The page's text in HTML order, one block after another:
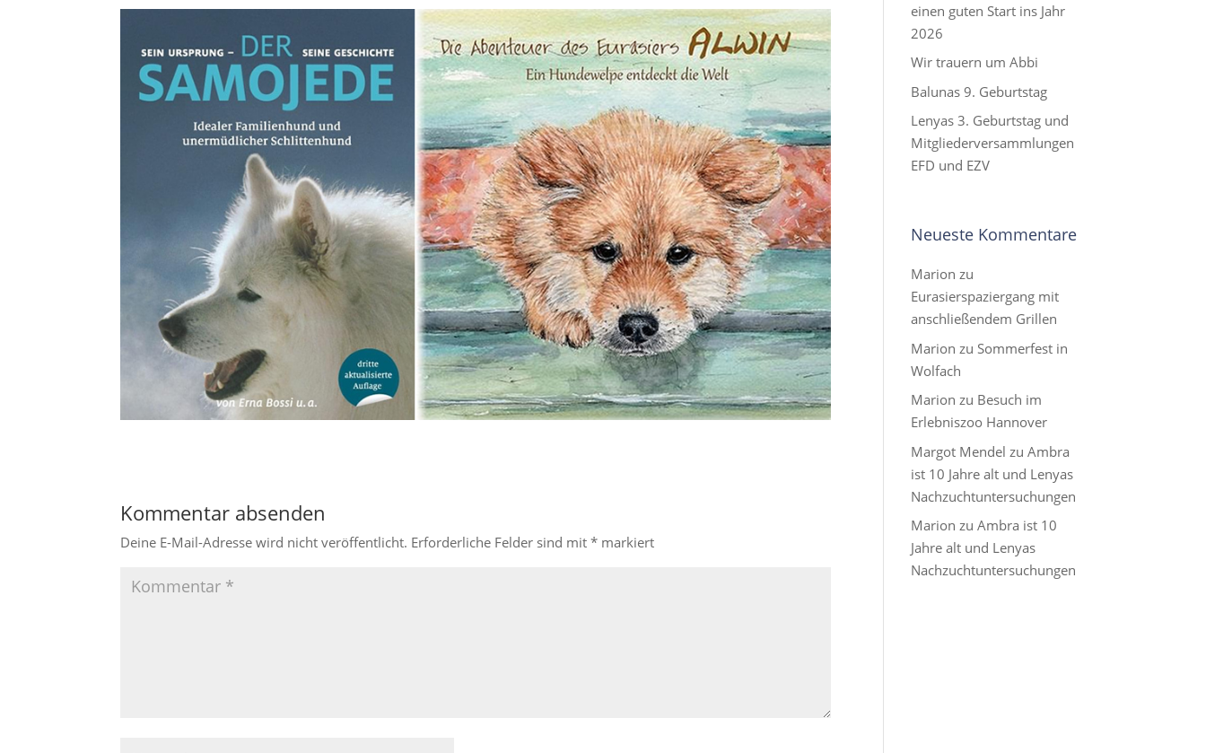
Kommentar absenden
Deine E-Mail-Adresse wird nicht veröffentlicht. Erforderliche Felder sind mit* markiert
einen guten Start ins Jahr
2026
Wir trauern um Abbi
Balunas 9. Geburtstag
Lenyas 3. Geburtstag und
Mitgliederversammlungen
EFD und EZV
Neueste Kommentare
Marion zu
Eurasierspaziergang mit
anschließendem Grillen
Marion zu Sommerfest in
Wolfach
Marion zu Besuch im
Erlebniszoo Hannover
Margot Mendel zuAmbra
ist 10 Jahre alt und Lenyas
Nachzuchtuntersuchungen
Marion zuAmbra ist 10
Jahre alt und Lenyas
Nachzuchtuntersuchungen